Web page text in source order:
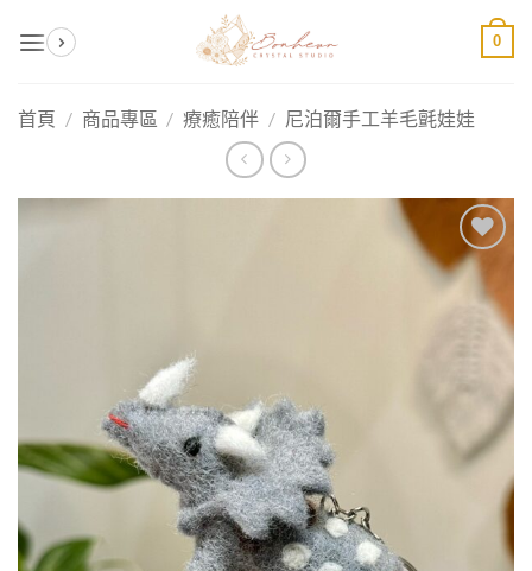
0
首頁 / 商品專區 / 療癒陪伴 / 尼泊爾手工羊毛氈娃娃
加入
收藏